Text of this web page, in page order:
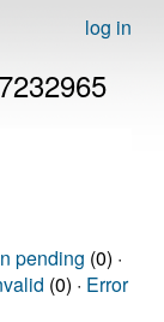
log in
pending (0) ·
(0) · Error